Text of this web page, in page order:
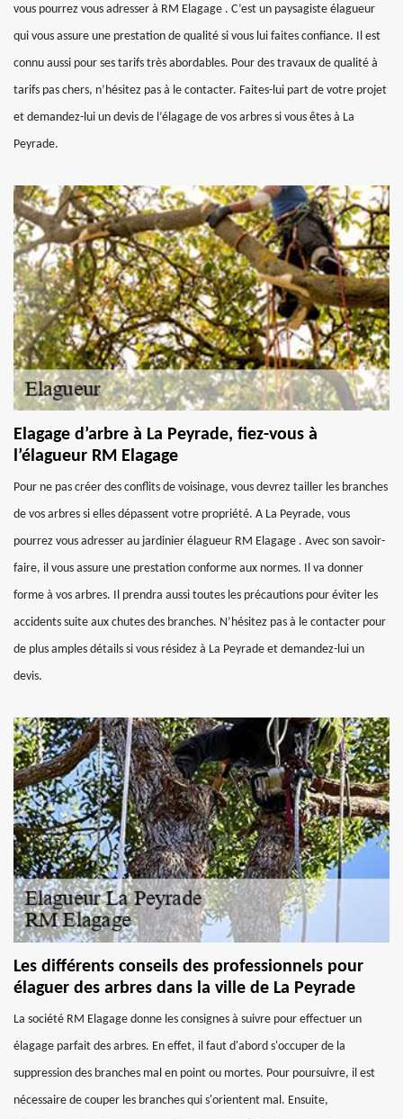
vous pourrez vous adresser à RM Elagage . C’est un paysagiste élagueur
qui vous assure une prestation de qualité si vous lui faites confiance. Il est
connu aussi pour ses tarifs très abordables. Pour des travaux de qualité à
tarifs pas chers, n’hésitez pas à le contacter. Faites-lui part de votre projet
et demandez-lui un devis de l’élagage de vos arbres si vous êtes à La
Peyrade.
Elagage d’arbre à La Peyrade, fiez-vous à
l’élagueur RM Elagage
Pour ne pas créer des conflits de voisinage, vous devrez tailler les branches
de vos arbres si elles dépassent votre propriété. A La Peyrade, vous
pourrez vous adresser au jardinier élagueur RM Elagage . Avec son savoir-
faire, il vous assure une prestation conforme aux normes. Il va donner
forme à vos arbres. Il prendra aussi toutes les précautions pour éviter les
accidents suite aux chutes des branches. N’hésitez pas à le contacter pour
de plus amples détails si vous résidez à La Peyrade et demandez-lui un
devis.
Les différents conseils des professionnels pour
élaguer des arbres dans la ville de La Peyrade
La société RM Elagage donne les consignes à suivre pour effectuer un
élagage parfait des arbres. En effet, il faut d'abord s'occuper de la
suppression des branches mal en point ou mortes. Pour poursuivre, il est
nécessaire de couper les branches qui s'orientent mal. Ensuite,